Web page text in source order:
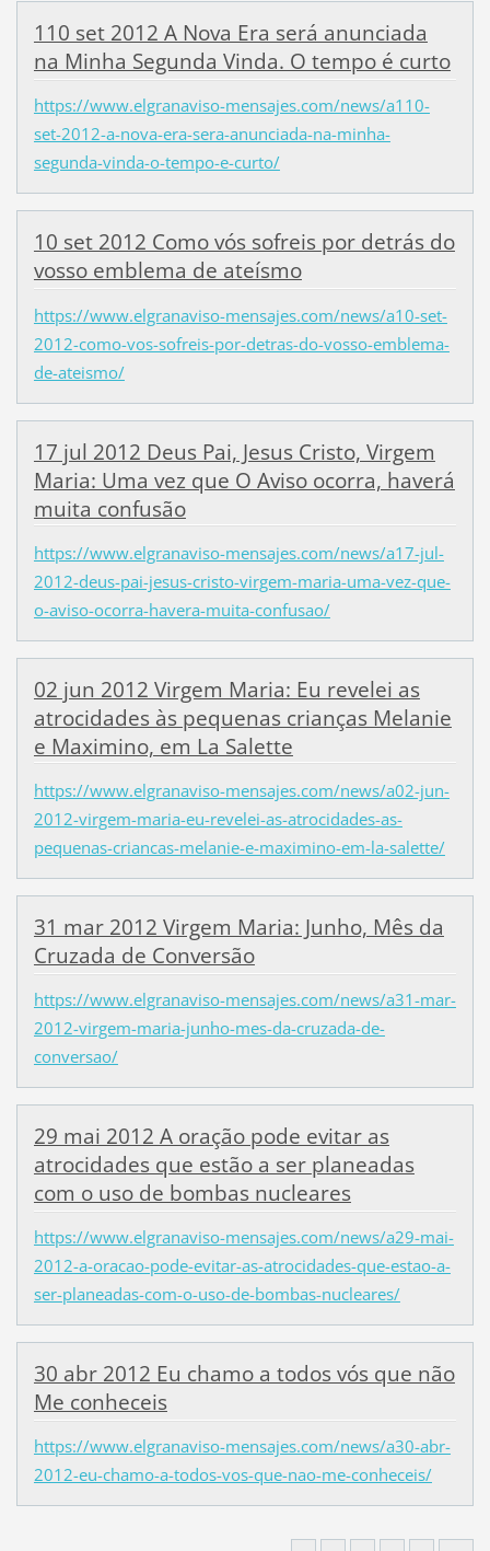
110 set 2012 A Nova Era será anunciada
na Minha Segunda Vinda. O tempo é curto
https://www.elgranaviso-mensajes.com/news/a110-
set-2012-a-nova-era-sera-anunciada-na-minha-
segunda-vinda-o-tempo-e-curto/
10 set 2012 Como vós sofreis por detrás do
vosso emblema de ateísmo
https://www.elgranaviso-mensajes.com/news/a10-set-
2012-como-vos-sofreis-por-detras-do-vosso-emblema-
de-ateismo/
17 jul 2012 Deus Pai, Jesus Cristo, Virgem
Maria: Uma vez que O Aviso ocorra, haverá
muita confusão
https://www.elgranaviso-mensajes.com/news/a17-jul-
2012-deus-pai-jesus-cristo-virgem-maria-uma-vez-que-
o-aviso-ocorra-havera-muita-confusao/
02 jun 2012 Virgem Maria: Eu revelei as
atrocidades às pequenas crianças Melanie
e Maximino, em La Salette
https://www.elgranaviso-mensajes.com/news/a02-jun-
2012-virgem-maria-eu-revelei-as-atrocidades-as-
pequenas-criancas-melanie-e-maximino-em-la-salette/
31 mar 2012 Virgem Maria: Junho, Mês da
Cruzada de Conversão
https://www.elgranaviso-mensajes.com/news/a31-mar-
2012-virgem-maria-junho-mes-da-cruzada-de-
conversao/
29 mai 2012 A oração pode evitar as
atrocidades que estão a ser planeadas
com o uso de bombas nucleares
https://www.elgranaviso-mensajes.com/news/a29-mai-
2012-a-oracao-pode-evitar-as-atrocidades-que-estao-a-
ser-planeadas-com-o-uso-de-bombas-nucleares/
30 abr 2012 Eu chamo a todos vós que não
Me conheceis
https://www.elgranaviso-mensajes.com/news/a30-abr-
2012-eu-chamo-a-todos-vos-que-nao-me-conheceis/